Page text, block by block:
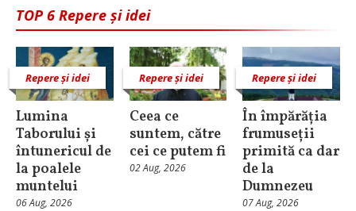
TOP 6 Repere și idei
Repere și idei
Lumina
Taborului și
întunericul de
la poalele
muntelui
06 Aug, 2026
Repere și idei
Ceea ce
suntem, către
cei ce putem fi
02 Aug, 2026
Repere și idei
În împărăția
frumuseții
primită ca dar
de la
Dumnezeu
07 Aug, 2026